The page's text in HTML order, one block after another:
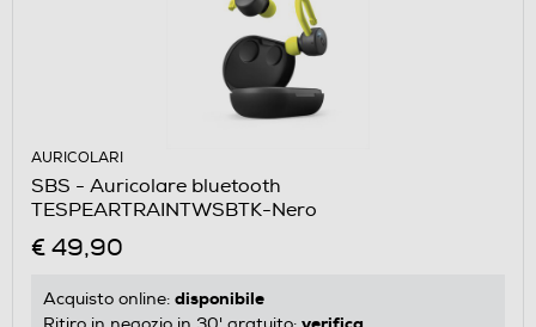
AURICOLARI
SBS - Auricolare bluetooth
TESPEARTRAINTWSBTK-Nero
€ 49,90
Acquisto online: disponibile